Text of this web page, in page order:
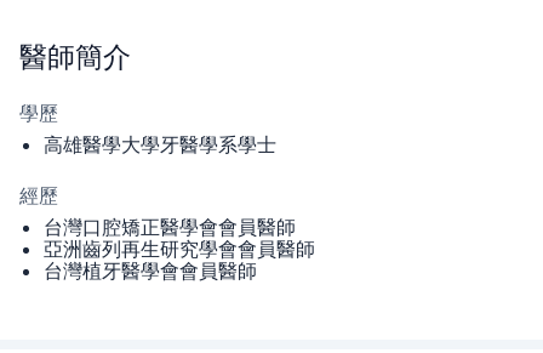
醫師簡介
學歷
高雄醫學大學牙醫學系學士
經歷
台灣口腔矯正醫學會會員醫師
亞洲齒列再生研究學會會員醫師
台灣植牙醫學會會員醫師